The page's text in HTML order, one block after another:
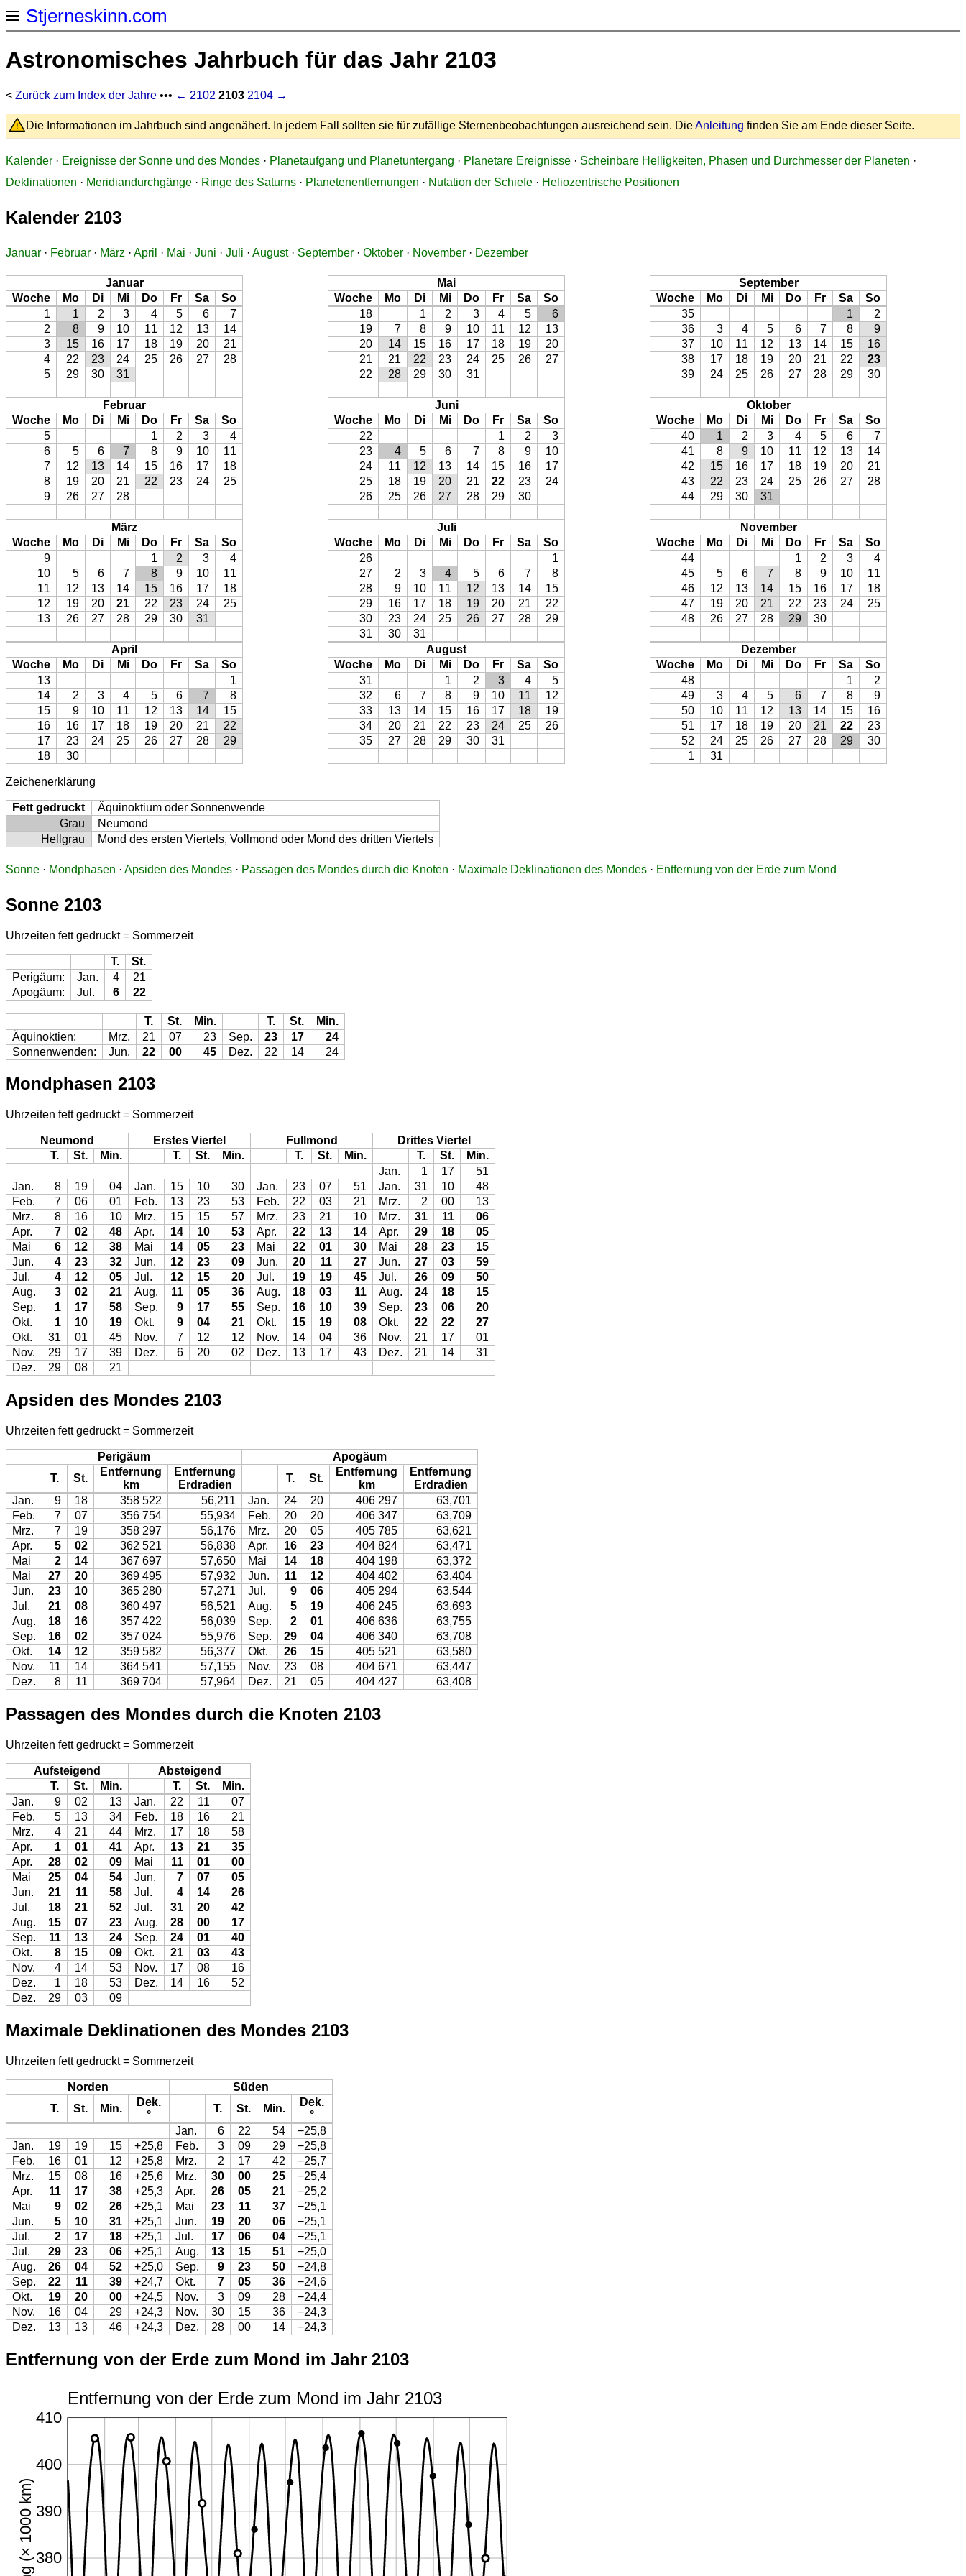
Stjerneskinn.com
Astronomisches Jahrbuch für das Jahr 2103
< Zurück zum Index der Jahre ••• ← 2102 2103 2104 →
Die Informationen im Jahrbuch sind angenähert. In jedem Fall sollten sie für zufällige Sternenbeobachtungen ausreichend sein. DieAnleitung finden Sie am Ende dieser Seite.
Kalender · Ereignisse der Sonne und des Mondes · Planetaufgang und Planetuntergang · Planetare Ereignisse · Scheinbare Helligkeiten, Phasen und Durchmesser der Planeten ·
Deklinationen · Meridiandurchgänge · Ringe des Saturns · Planetenentfernungen · Nutation der Schiefe · Heliozentrische Positionen
Kalender 2103
Januar · Februar · März · April · Mai · Juni · Juli · August· September · Oktober · November · Dezember
Januar
Woche
Mo Di Mi Do Fr Sa
So
1
1 2 3 4 5 6
7
2
8 9 10 11 12 13
14
3
15 16 17 18 19 20
21
4
22 23 24 25 26 27
28
5
29 30 31
Februar
Woche
Mo Di Mi Do Fr Sa
So
5
1 2 3
4
6
5 6 7 8 9 10
11
7
12 13 14 15 16 17
18
8
19 20 21 22 23 24
25
9
26 27 28
März
Woche
Mo Di Mi Do Fr Sa
So
9
1 2 3
4
10
5 6 7 8 9 10
11
11
12 13 14 15 16 17
18
12
19 20 21 22 23 24
25
13
26 27 28 29 30 31
April
Woche
Mo Di Mi Do Fr Sa
So
13
1
14
2 3 4 5 6 7
8
15
9 10 11 12 13 14
15
16
16 17 18 19 20 21
22
17
23 24 25 26 27 28
29
18
30
Mai
Woche
Mo Di Mi Do Fr Sa
So
18
1 2 3 4 5
6
19
7 8 9 10 11 12
13
20
14 15 16 17 18 19
20
21
21 22 23 24 25 26
27
22
28 29 30 31
Juni
Woche
Mo Di Mi Do Fr Sa
So
22
1 2
3
23
4 5 6 7 8 9
10
24
11 12 13 14 15 16
17
25
18 19 20 21 22 23
24
26
25 26 27 28 29 30
Juli
Woche
Mo Di Mi Do Fr Sa
So
26
1
27
2 3 4 5 6 7
8
28
9 10 11 12 13 14
15
29
16 17 18 19 20 21
22
30
23 24 25 26 27 28
29
31
30
31
August
Woche
Mo Di Mi Do Fr Sa
So
31
1 2 3 4
5
32
6 7 8 9 10 11
12
33
13 14 15 16 17 18
19
34
20 21 22 23 24 25
26
35
27 28 29 30 31
September
Woche
Mo Di Mi Do Fr Sa
So
35
1
2
36
3 4 5 6 7 8
9
37
10 11 12 13 14 15
16
38
17 18 19 20 21 22
23
39
24 25 26 27 28 29 30
Oktober
Woche
Mo Di Mi Do Fr Sa
So
40
1 2 3 4 5 6
7
41
8 9 10 11 12 13
14
42
15 16 17 18 19 20
21
43
22 23 24 25 26 27
28
44
29 30 31
November
Woche
Mo Di Mi Do Fr Sa
So
44
1 2 3
4
45
5 6 7 8 9 10
11
46
12 13 14 15 16 17
18
47
19 20 21 22 23 24
25
48
26 27 28 29 30
Dezember
Woche
Mo Di Mi Do Fr Sa
So
48
1
2
49
3 4 5 6 7 8
9
50
10 11 12 13 14 15
16
51
17 18 19 20 21 22
23
52
24 25 26 27 28 29
30
1
31
Zeichenerklärung
Fett gedruckt
Äquinoktium oder Sonnenwende
Grau
Neumond
Hellgrau
Mond des ersten Viertels, Vollmond oder Mond des dritten Viertels
Sonne · Mondphasen · Apsiden des Mondes · Passagen des Mondes durch die Knoten · Maximale Deklinationen des Mondes · Entfernung von der Erde zum Mond
Sonne 2103
Uhrzeiten fett gedruckt = Sommerzeit
T.
St.
Perigäum:
Jan. 4
21
Apogäum:
Jul. 6 22
T. St. Min. T. St.
Min.
Äquinoktien:
Mrz. 21 07 23 Sep. 23 17
24
Sonnenwenden:
Jun. 22 00 45 Dez. 22 14 24
Mondphasen 2103
Uhrzeiten fett gedruckt = Sommerzeit
Neumond Erstes Viertel Fullmond
Drittes Viertel
T.
St. Min. T. St. Min. T. St. Min. T. St.
Min.
Jan.
1 17
51
Jan.
8 19 04 Jan. 15 10 30 Jan. 23 07 51 Jan. 31 10
48
Feb.
7 06 01 Feb. 13 23 53 Feb. 22 03 21 Mrz. 2 00
13
Mrz.
8 16 10 Mrz. 15 15 57 Mrz. 23 21 10 Mrz. 31 11
06
Apr.
7 02 48 Apr. 14 10 53 Apr. 22 13 14 Apr. 29 18
05
Mai
6 12 38 Mai 14 05 23 Mai 22 01 30 Mai 28 23
15
Jun.
4 23 32 Jun. 12 23 09 Jun. 20 11 27 Jun. 27 03
59
Jul.
4 12 05 Jul. 12 15 20 Jul. 19 19 45 Jul. 26 09
50
Aug.
3 02 21 Aug. 11 05 36 Aug. 18 03 11 Aug. 24 18
15
Sep.
1 17 58 Sep. 9 17 55 Sep. 16 10 39 Sep. 23 06
20
Okt.
1 10 19 Okt. 9 04 21 Okt. 15 19 08 Okt. 22 22
27
Okt.
31 01 45 Nov. 7 12 12 Nov. 14 04 36 Nov. 21 17
01
Nov.
29 17 39 Dez. 6 20 02 Dez. 13 17 43 Dez. 21 14
31
Dez.
29 08 21
Apsiden des Mondes 2103
Uhrzeiten fett gedruckt = Sommerzeit
Perigäum
Apogäum
T.
St.
Entfernung
km
Entfernung
Erdradien
T. St.
Entfernung
km
Entfernung
Erdradien
Jan.
9 18 358 522 56,211 Jan. 24 20 406 297
63,701
Feb.
7 07 356 754 55,934 Feb. 20 20 406 347
63,709
Mrz.
7 19 358 297 56,176 Mrz. 20 05 405 785
63,621
Apr.
5 02 362 521 56,838 Apr. 16 23 404 824
63,471
Mai
2 14 367 697 57,650 Mai 14 18 404 198
63,372
Mai
27 20 369 495 57,932 Jun. 11 12 404 402
63,404
Jun.
23 10 365 280 57,271 Jul. 9 06 405 294
63,544
Jul.
21 08 360 497 56,521 Aug. 5 19 406 245
63,693
Aug.
18 16 357 422 56,039 Sep. 2 01 406 636
63,755
Sep.
16 02 357 024 55,976 Sep. 29 04 406 340
63,708
Okt.
14 12 359 582 56,377 Okt. 26 15 405 521
63,580
Nov.
11 14 364 541 57,155 Nov. 23 08 404 671
63,447
Dez.
8 11 369 704 57,964 Dez. 21 05 404 427 63,408
Passagen des Mondes durch die Knoten 2103
Uhrzeiten fett gedruckt = Sommerzeit
Aufsteigend
Absteigend
T.
St. Min. T. St.
Min.
Jan.
9 02 13 Jan. 22 11
07
Feb.
5 13 34 Feb. 18 16
21
Mrz.
4 21 44 Mrz. 17 18
58
Apr.
1 01 41 Apr. 13 21
35
Apr.
28 02 09 Mai 11 01
00
Mai
25 04 54 Jun. 7 07
05
Jun.
21 11 58 Jul. 4 14
26
Jul.
18 21 52 Jul. 31 20
42
Aug.
15 07 23 Aug. 28 00
17
Sep.
11 13 24 Sep. 24 01
40
Okt.
8 15 09 Okt. 21 03
43
Nov.
4 14 53 Nov. 17 08
16
Dez.
1 18 53 Dez. 14 16
52
Dez.
29 03 09
Maximale Deklinationen des Mondes 2103
Uhrzeiten fett gedruckt = Sommerzeit
Norden
Süden
T.
St. Min.
Dek.
°
T. St. Min.
Dek.
°
Jan.
6 22 54
−25,8
Jan.
19 19 15 +25,8 Feb. 3 09 29
−25,8
Feb.
16 01 12 +25,8 Mrz. 2 17 42
−25,7
Mrz.
15 08 16 +25,6 Mrz. 30 00 25
−25,4
Apr.
11 17 38 +25,3 Apr. 26 05 21
−25,2
Mai
9 02 26 +25,1 Mai 23 11 37
−25,1
Jun.
5 10 31 +25,1 Jun. 19 20 06
−25,1
Jul.
2 17 18 +25,1 Jul. 17 06 04
−25,1
Jul.
29 23 06 +25,1 Aug. 13 15 51
−25,0
Aug.
26 04 52 +25,0 Sep. 9 23 50
−24,8
Sep.
22 11 39 +24,7 Okt. 7 05 36
−24,6
Okt.
19 20 00 +24,5 Nov. 3 09 28
−24,4
Nov.
16 04 29 +24,3 Nov. 30 15 36
−24,3
Dez.
13 13 46 +24,3 Dez. 28 00 14 −24,3
Entfernung von der Erde zum Mond im Jahr 2103